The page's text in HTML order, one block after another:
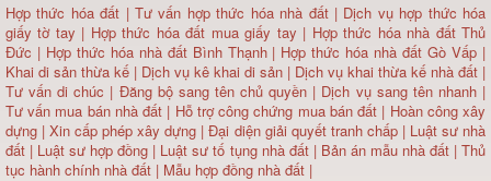
Hợp thức hóa đất |Tư vấn hợp thức hóa nhà đất| Dịch vụ hợp thức hóa
giấy tờ tay | Hợp thức hóa đất mua giấy tay | Hợp thức hóa nhà đất Thủ
Đức | Hợp thức hóa nhà đất Bình Thạnh | Hợp thức hóa nhà đất Gò Vấp |
Khai di sản thừa kế | Dịch vụ kê khai di sản | Dịch vụ khai thừa kế nhà đất |
Tư vấn di chúc | Đăng bộ sang tên chủ quyền | Dịch vụ sang tên nhanh |
Tư vấn mua bán nhà đất | Hỗ trợ công chứng mua bán đất | Hoàn công xây
dựng | Xin cấp phép xây dựng |Đại diện giải quyết tranh chấp | Luật sư nhà
đất | Luật sư hợp đồng | Luật sư tố tụng nhà đất | Bản án mẫu nhà đất|Thủ
tục hành chính nhà đất | Mẫu hợp đồng nhà đất |